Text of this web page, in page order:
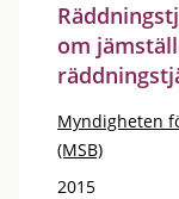
om
Myndigheten
(MSB)
2015